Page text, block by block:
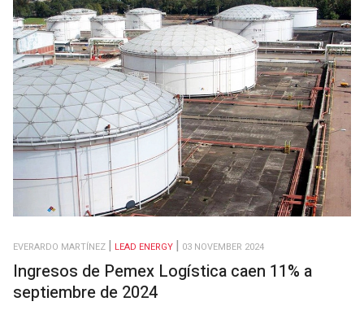
EVERARDO MARTÍNEZ LEAD ENERGY 03 NOVEMBER 2024
Ingresos de Pemex Logística caen 11% a
septiembre de 2024